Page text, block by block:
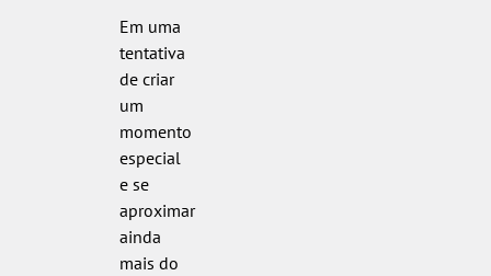
Em uma
tentativa
de criar
um
momento
especial
e se
aproximar
ainda
mais do